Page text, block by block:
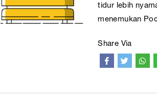
tidur lebih
menemukan
Share Via